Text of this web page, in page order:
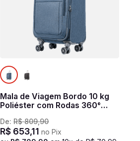
Mala de Viagem Bordo 10 kg
Poliéster com Rodas 360°
De:R$ 809,90
R$ 653,11 no Pix